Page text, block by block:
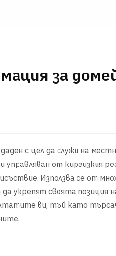
за
с цел да служи на
управляван от киргизкия
Използва се от
укрепят своята позиция
ви, тъй като